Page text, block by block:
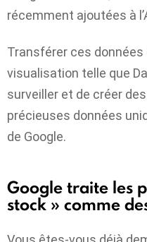
récemment ajoutées à
Transférer ces
visualisation telle que
surveiller et de créer
précieuses données
de Google.
Google traite les
stock » comme